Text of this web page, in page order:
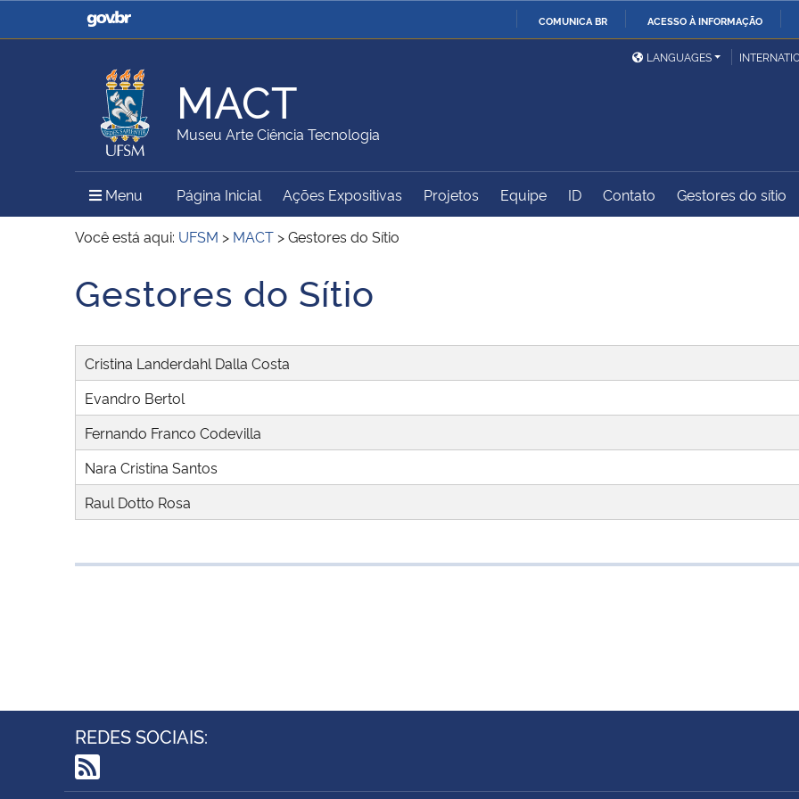
COMUNICA BR ACESSO À INFORMAÇÃO
Casa Civil
Ministério da Justiça e
Ministério da Defesa
Ministério das Relações
Exteriores
Ministério da Agricultura,
Pecuária e Abastecimento
Ministério da Educação
Ministério do Meio Ambiente Ministério do Turismo
Ministério do
Controladoria-Geral da
Secretaria de Governo
Gabinete de Segurança
LANGUAGES
MACT
Museu Arte Ciência Tecnologia
Menu Menu Principal do Sítio
Página Inicial Ações Expositivas Projetos Equipe ID Contato Gestores do sítio
Você está aqui: UFSM > MACT >Gestores do Sítio
Início do conteúdo
Gestores do Sítio
Cristina Landerdahl Dalla Costa
Evandro Bertol
Fernando Franco Codevilla
Nara Cristina Santos
Raul Dotto Rosa
REDES SOCIAIS: